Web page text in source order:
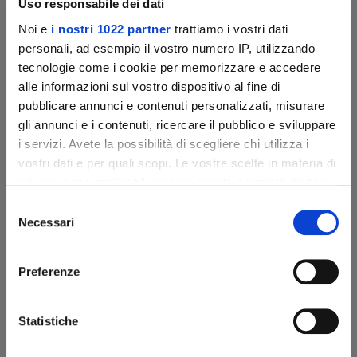
Uso responsabile dei dati
Noi e i nostri 1022 partner trattiamo i vostri dati
personali, ad esempio il vostro numero IP, utilizzando
tecnologie come i cookie per memorizzare e accedere
alle informazioni sul vostro dispositivo al fine di
pubblicare annunci e contenuti personalizzati, misurare
gli annunci e i contenuti, ricercare il pubblico e sviluppare
i servizi. Avete la possibilità di scegliere chi utilizza i
vostri dati e per quali scopi. Le vostre scelte in materia di
modificare o revocare il proprio consenso in qualsiasi
momento dalla Dichiarazione sui cookie o facendo clic
raccogliere informazioni sulla tua posizione
geografica, con un'approssimazione di qualche
delNecessari
Preferenze
Statistiche
Riflesso dell'occhio,
mm
50
DISPLAY
Tipo AMOLED HD
Risoluzione, pixel 1024x768
Risoluzione video /
Formato video / foto
GB
Iscriviti alla
newsletter di Pulsar
Scopri per primo le nuove ottiche, le storie sul